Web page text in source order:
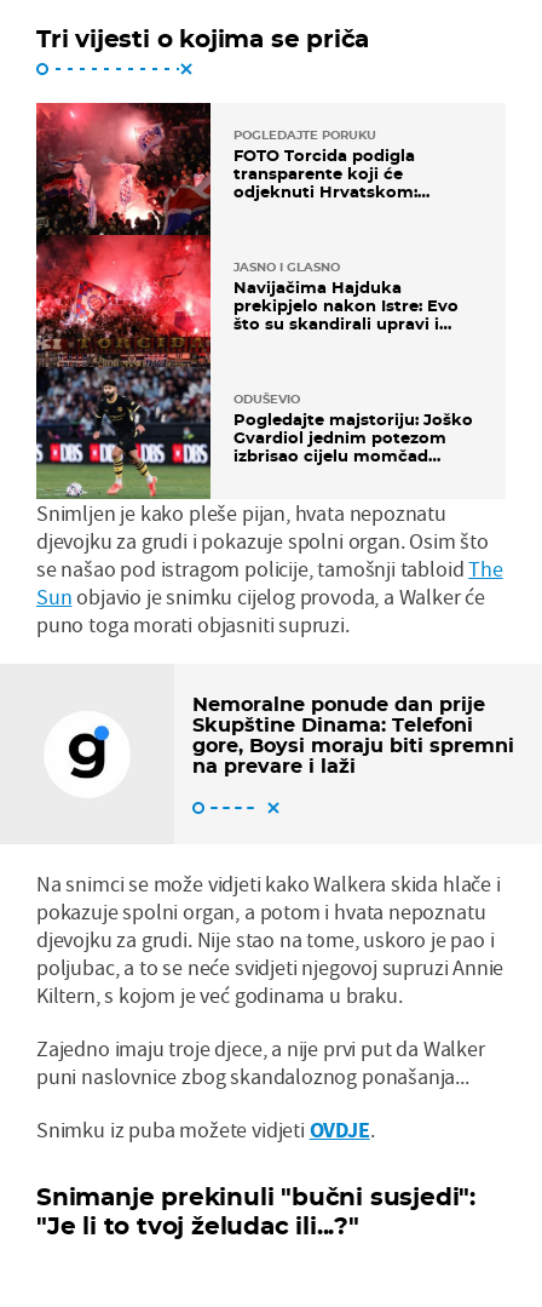
Tri vijesti o kojima se priča
POGLEDAJTE PORUKU
FOTO Torcida podigla
transparente koji će
odjeknuti Hrvatskom:
JASNO I GLASNO
Navijačima Hajduka
prekipjelo nakon Istre: Evo
što su skandirali upravi i
ODUŠEVIO
Pogledajte majstoriju: Joško
Gvardiol jednim potezom
izbrisao cijelu momčad
Snimljen je kako pleše pijan, hvata nepoznatu
djevojku za grudi i pokazuje spolni organ. Osim što
se našao pod istragom policije, tamošnji tabloidThe
Sunobjavio je snimku cijelog provoda, a Walker će
puno toga morati objasniti supruzi.
Nemoralne ponude dan prije
Skupštine Dinama: Telefoni
gore, Boysi moraju biti spremni
na prevare i laži
Na snimci se može vidjeti kako Walkera skida hlače i
pokazuje spolni organ, a potom i hvata nepoznatu
djevojku za grudi. Nije stao na tome, uskoro je pao i
poljubac, a to se neće svidjeti njegovoj supruzi Annie
Kiltern, s kojom je već godinama u braku.
Zajedno imaju troje djece, a nije prvi put da Walker
puni naslovnice zbog skandaloznog ponašanja...
Snimku iz puba možete vidjeti OVDJE.
Snimanje prekinuli "bučni susjedi":
"Je li to tvoj želudac ili...?"